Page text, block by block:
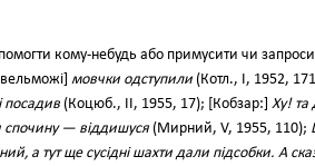
кому-небудь або примусити чи
мовчки одступили (Котл., І, 1952,
посадив (Коцюб., II, 1955, 17); [Кобзар:] Ху! та
спочину — віддишуся (Мирний, V, 1955, 110);
а тут ще сусідні шахти дали підсобки. А